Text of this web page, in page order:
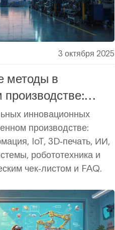
3 октября 2025
методы в
3D‑печать и
инновационных
производстве:
IoT, 3D‑печать, ИИ,
робототехника и
чек‑листом и FAQ.